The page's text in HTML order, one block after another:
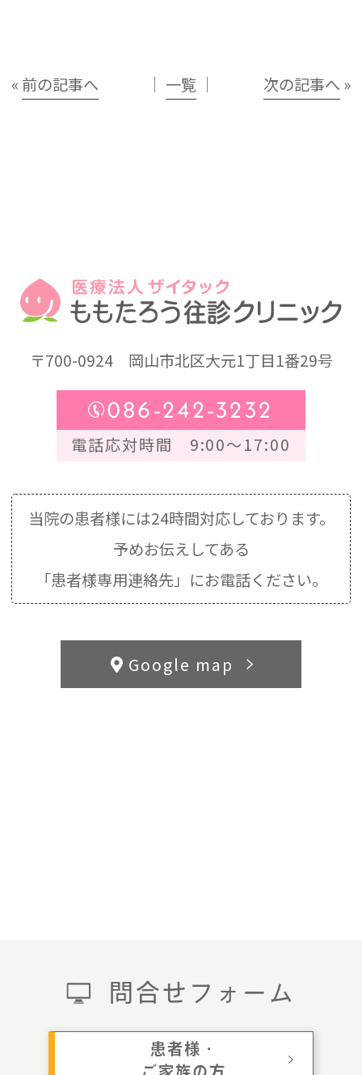
« 前の記事へ │ 一覧 │ 次の記事へ »
〒700-0924岡山市北区大元1丁目1番29号
086-242-3232
電話応対時間 9:00～17:00
当院の患者様には24時間対応しております。
予めお伝えしてある
「患者様専用連絡先」にお電話ください。
問合せフォーム
患者様・
ご家族の方
Google map